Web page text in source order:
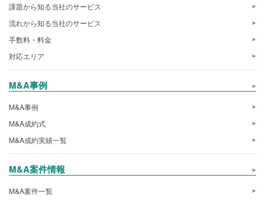
課題から知る当社のサービス
流れから知る当社のサービス
手数料・料金
対応エリア
M&A事例
M&A事例
M&A成約式
M&A成約実績一覧
M&A案件情報
M&A案件一覧